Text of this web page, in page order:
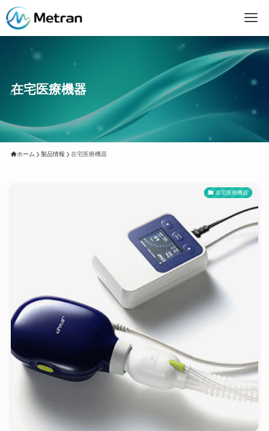
在宅医療機器
ホーム 製品情報 在宅医療機器
在宅医療機器